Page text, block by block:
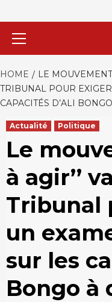
HOME
LE MOUVEMENT
TRIBUNAL POUR
CAPACITÉS D’ALI
Actualité Politique
Le
à agir’’
Tribunal
un
sur les
Bongo à